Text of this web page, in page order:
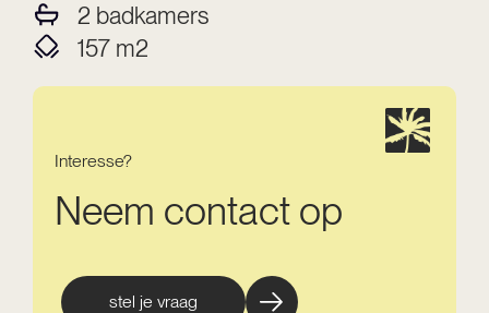
2 badkamers
157 m2
Interesse?
Neem contact op
stel je vraag